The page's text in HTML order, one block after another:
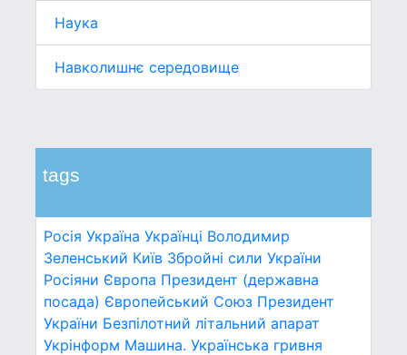
Наука
Навколишнє середовище
tags
Росія Україна Українці Володимир
Зеленський Київ Збройні сили України
Росіяни Європа Президент (державна
посада) Європейський Союз Президент
України Безпілотний літальний апарат
Укрінформ Машина. Українська гривня